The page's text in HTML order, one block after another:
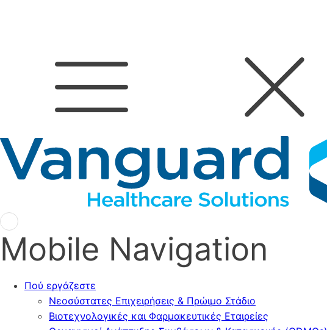
Mobile Navigation
Πού εργάζεστε
Νεοσύστατες Επιχειρήσεις & Πρώιμο Στάδιο
Βιοτεχνολογικές και Φαρμακευτικές Εταιρείες